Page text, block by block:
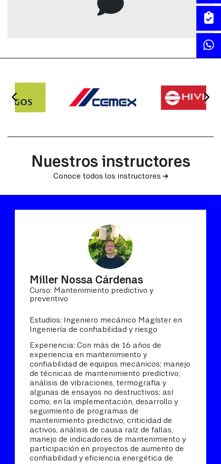
dignissim ligula vulputate, ornare dolor vitae, congue quam.
Nuestros instructores
Conoce todos los instructores
Miller Nossa Cárdenas
Curso: Mantenimiento predictivo y
preventivo
Estudios: Ingeniero mecánico Magíster en
Ingeniería de confiabilidad y riesgo
Experiencia: Con más de 16 años de
experiencia en mantenimiento y
confiabilidad de equipos mecánicos; manejo
de técnicas de mantenimiento predictivo;
análisis de vibraciones, termografía y
algunas de ensayos no destructivos; así
como, en la implementación, desarrollo y
seguimiento de programas de
mantenimiento predictivo, criticidad de
activos, análisis de causa raíz de fallas,
manejo de indicadores de mantenimiento y
participación en proyectos de aumento de
confiabilidad y eficiencia energética de